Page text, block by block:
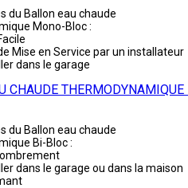
du Ballon eau chaude
Mono-Bloc :
Mise en Service par un installateur
dans le garage
CHAUDE
du Ballon eau chaude
Bi-Bloc :
dans le garage ou dans la maison